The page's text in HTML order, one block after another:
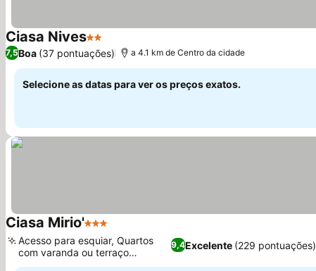
Ciasa Nives2 Estrelas
7,5Boa (37 pontuações) a 4.1 km de Centro da cidade
Selecione as datas para ver os preços exatos.
Ciasa Mirio'3 Estrelas
9,4Excelente (229 pontuações)
Acesso para esquiar, Quartos
com varanda ou terraço
privativo